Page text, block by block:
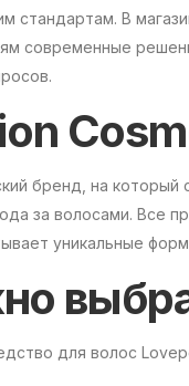
стандартам. В
современные
бренд, на
за волосами. Все
уникальные
для волос